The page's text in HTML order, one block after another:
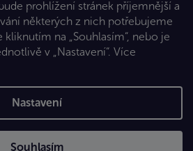
prohlížení stránek příjemnější a
některých z nich potřebujeme
kliknutím na „Souhlasím“, nebo je
v „Nastavení“. Více
Nastavení
Souhlasím
Shoptet Premium
Diana Company, spol. s r.o.. Všechna
práva vyhrazena.